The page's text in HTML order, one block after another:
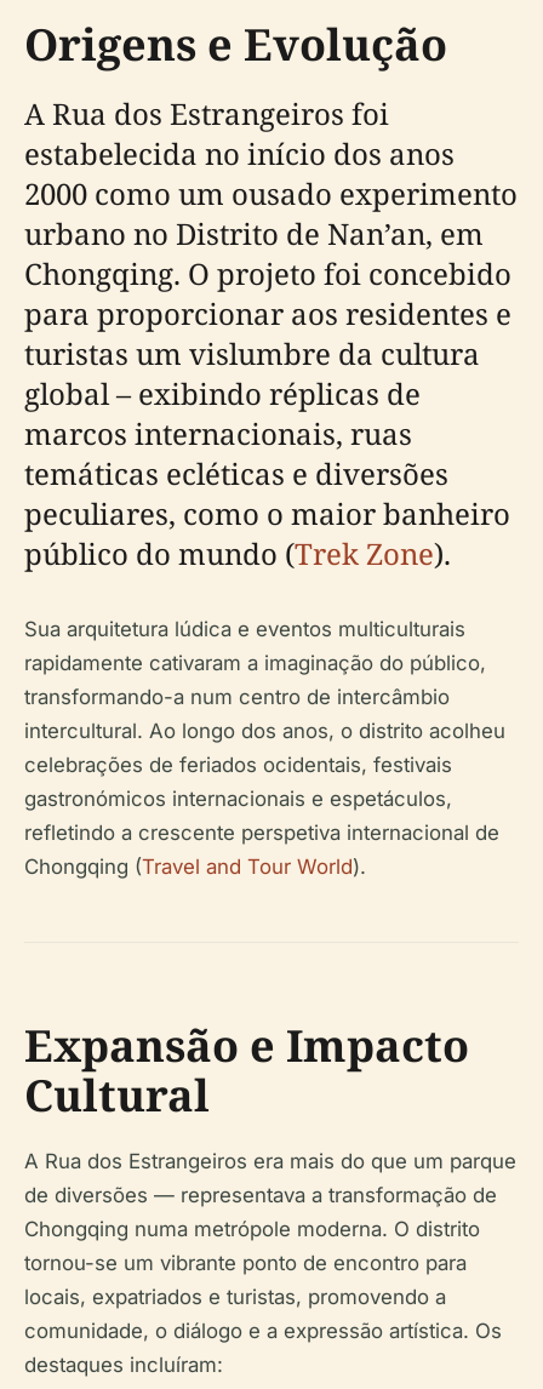
Origens e Evolução
A Rua dos Estrangeiros foi
estabelecida no início dos anos
2000 como um ousado experimento
urbano no Distrito de Nan’an, em
Chongqing. O projeto foi concebido
para proporcionar aos residentes e
turistas um vislumbre da cultura
global – exibindo réplicas de
marcos internacionais, ruas
temáticas ecléticas e diversões
peculiares, como o maior banheiro
público do mundo (Trek Zone).
Sua arquitetura lúdica e eventos multiculturais
rapidamente cativaram a imaginação do público,
transformando-a num centro de intercâmbio
intercultural. Ao longo dos anos, o distrito acolheu
celebrações de feriados ocidentais, festivais
gastronómicos internacionais e espetáculos,
refletindo a crescente perspetiva internacional de
Chongqing (Travel and Tour World).
Expansão e Impacto
Cultural
A Rua dos Estrangeiros era mais do que um parque
de diversões — representava a transformação de
Chongqing numa metrópole moderna. O distrito
tornou-se um vibrante ponto de encontro para
locais, expatriados e turistas, promovendo a
comunidade, o diálogo e a expressão artística. Os
destaques incluíram: